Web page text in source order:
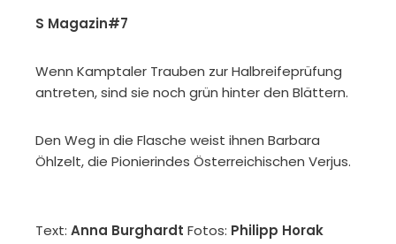
S Magazin#7
Wenn Kamptaler Trauben zur Halbreifeprüfung
antreten, sind sie noch grün hinter den Blättern.
Den Weg in die Flasche weist ihnen Barbara
Öhlzelt, die Pionierindes Österreichischen Verjus.
Text: Anna Burghardt Fotos: Philipp Horak